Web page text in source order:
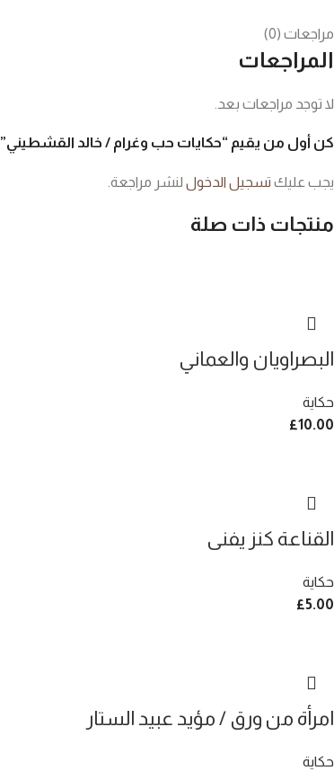
مراجعات (0)
المراجعات
لا توجد مراجعات بعد.
كن أول من يقيم “حكايات حب وغرام / خالد القشطيني”
يجب عليك تسجيل الدخول لنشر مراجعة.
منتجات ذات صلة
البصراويان والعماني
حكاية
£10.00
القناعة كنز يفنى
حكاية
£5.00
امرأة من ورق / مؤيد عبيد الستار
حكاية